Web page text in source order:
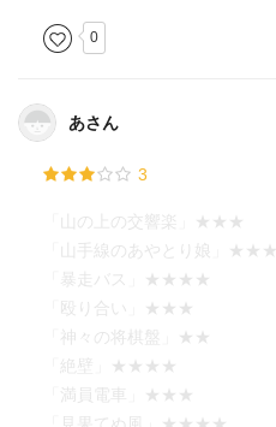
0
あさん
3
「山の上の交響楽」★★★
「山手線のあやとり娘」★★★
「暴走バス」★★★★
「殴り合い」★★★
「神々の将棋盤」★★
「絶壁」★★★★
「満員電車」★★★